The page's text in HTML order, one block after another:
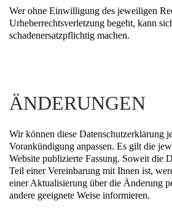
Wer ohne Einwilligung des jeweiligen
Urheberrechtsverletzung begeht, kann
schadenersatzpflichtig machen.
ÄNDERUNGEN
Wir können diese Datenschutzerklärung
Vorankündigung anpassen. Es gilt die
Website publizierte Fassung. Soweit die
Teil einer Vereinbarung mit Ihnen ist,
einer Aktualisierung über die Änderung
andere geeignete Weise informieren.